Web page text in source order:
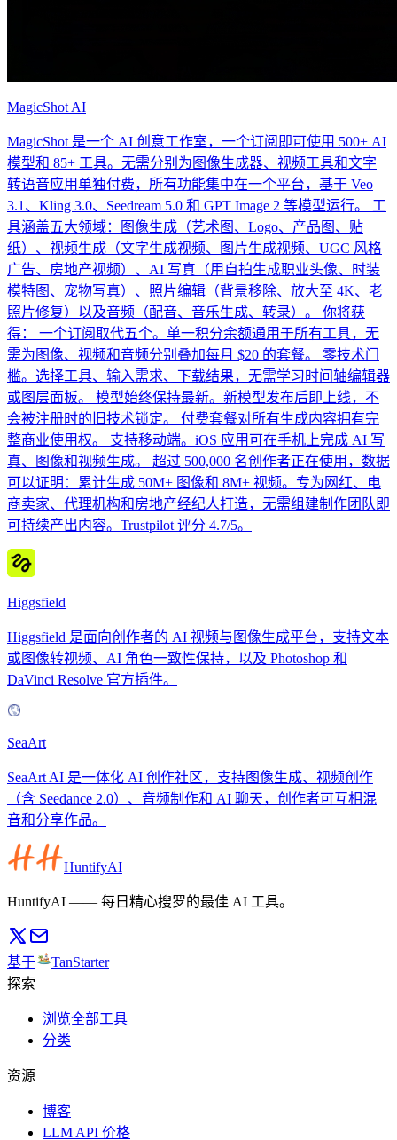
MagicShot AI
MagicShot 是一个 AI 创意工作室，一个订阅即可使用 500+ AI
模型和 85+ 工具。无需分别为图像生成器、视频工具和文字
转语音应用单独付费，所有功能集中在一个平台，基于 Veo
3.1、Kling 3.0、Seedream 5.0 和 GPT Image 2 等模型运行。 工
具涵盖五大领域：图像生成（艺术图、Logo、产品图、贴
纸）、视频生成（文字生成视频、图片生成视频、UGC 风格
广告、房地产视频）、AI 写真（用自拍生成职业头像、时装
模特图、宠物写真）、照片编辑（背景移除、放大至 4K、老
照片修复）以及音频（配音、音乐生成、转录）。 你将获
得： 一个订阅取代五个。单一积分余额通用于所有工具，无
需为图像、视频和音频分别叠加每月 $20 的套餐。 零技术门
槛。选择工具、输入需求、下载结果，无需学习时间轴编辑器
或图层面板。 模型始终保持最新。新模型发布后即上线，不
会被注册时的旧技术锁定。 付费套餐对所有生成内容拥有完
整商业使用权。 支持移动端。iOS 应用可在手机上完成 AI 写
真、图像和视频生成。 超过 500,000 名创作者正在使用，数据
可以证明：累计生成 50M+ 图像和 8M+ 视频。专为网红、电
商卖家、代理机构和房地产经纪人打造，无需组建制作团队即
可持续产出内容。Trustpilot 评分 4.7/5。
Higgsfield
Higgsfield 是面向创作者的 AI 视频与图像生成平台，支持文本
或图像转视频、AI 角色一致性保持，以及 Photoshop 和
DaVinci Resolve 官方插件。
SeaArt
SeaArt AI 是一体化 AI 创作社区，支持图像生成、视频创作
（含 Seedance 2.0）、音频制作和 AI 聊天，创作者可互相混
音和分享作品。
HuntifyAI
HuntifyAI —— 每日精心搜罗的最佳 AI 工具。
基于
TanStarter
探索
浏览全部工具
分类
资源
博客
LLM API 价格